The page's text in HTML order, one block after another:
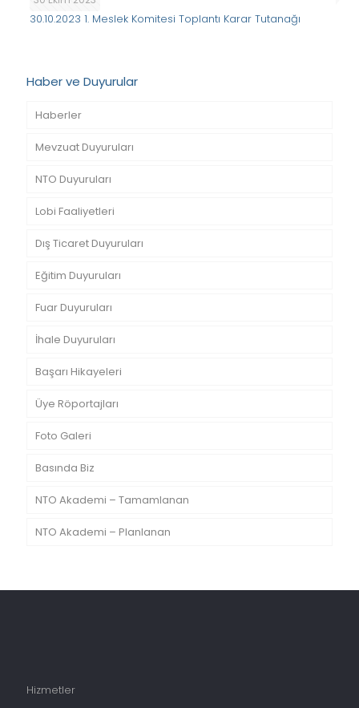
30.10.2023 1. Meslek Komitesi Toplantı Karar Tutanağı
Haber ve Duyurular
Haberler
Mevzuat Duyuruları
NTO Duyuruları
Lobi Faaliyetleri
Dış Ticaret Duyuruları
Eğitim Duyuruları
Fuar Duyuruları
İhale Duyuruları
Başarı Hikayeleri
Üye Röportajları
Foto Galeri
Basında Biz
NTO Akademi – Tamamlanan
NTO Akademi – Planlanan
Hizmetler